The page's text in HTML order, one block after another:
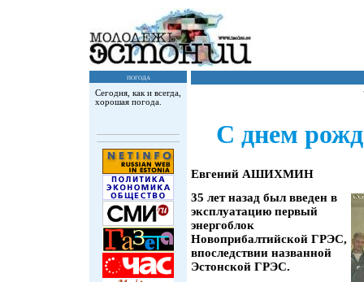
погода
Сегодня, как и всегда,
хорошая погода.
С днем
Евгений АШИХМИН
35 лет назад был введен в
эксплуатацию первый
энергоблок
Новоприбалтийской ГРЭС,
впоследствии названной
Эстонской ГРЭС.